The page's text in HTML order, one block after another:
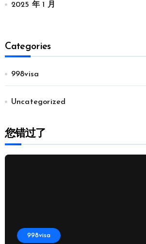
2025 年 1 月
Categories
998visa
Uncategorized
您错过了
998visa